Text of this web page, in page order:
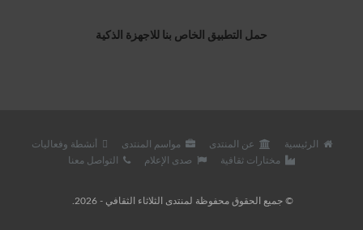
حمل التطبيق الخاص بنا للاجهزة الذكية
الرئيسية عن المنتدى مواسم المنتدى
أنشطة وفعاليات
مختارات ثقافية
صدى الإعلام التواصل معنا
© جميع الحقوق محفوظة لمنتدى الثلاثاء الثقافي - 2026.